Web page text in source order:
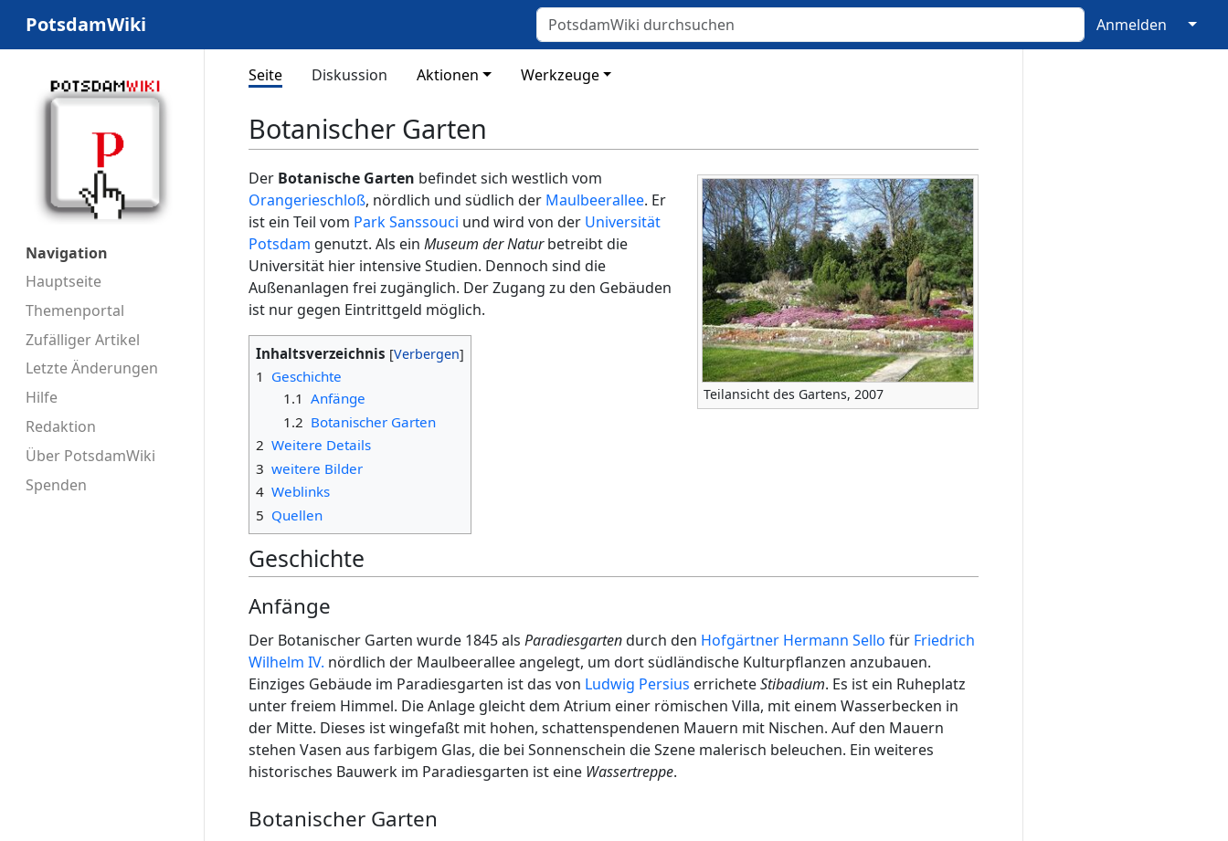
PotsdamWiki Anmelden ↓
Navigation
Hauptseite
Themenportal
Zufälliger Artikel
Letzte Änderungen
Hilfe
Redaktion
Über PotsdamWiki
Spenden
Seite Diskussion Aktionen Werkzeuge
Botanischer Garten
Teilansicht des Gartens, 2007
Der Botanische Garten befindet sich westlich vom
Orangerieschloß, nördlich und südlich der Maulbeerallee. Er
ist ein Teil vom Park Sanssouci und wird von der Universität
Potsdam genutzt. Als ein Museum der Naturbetreibt die
Universität hier intensive Studien. Dennoch sind die
Außenanlagen frei zugänglich. Der Zugang zu den Gebäuden
ist nur gegen Eintrittgeld möglich.
Inhaltsverzeichnis
1 Geschichte
1.1 Anfänge
1.2 Botanischer Garten
2 Weitere Details
3 weitere Bilder
4 Weblinks
5 Quellen
Geschichte
Anfänge
Der Botanischer Garten wurde 1845 als Paradiesgartendurch den Hofgärtner Hermann Sello für Friedrich
Wilhelm IV. nördlich der Maulbeerallee angelegt, um dort südländische Kulturpflanzen anzubauen.
Einziges Gebäude im Paradiesgarten ist das von Ludwig Persius erricheteStibadium. Es ist ein Ruheplatz
unter freiem Himmel. Die Anlage gleicht dem Atrium einer römischen Villa, mit einem Wasserbecken in
der Mitte. Dieses ist wingefaßt mit hohen, schattenspendenen Mauern mit Nischen. Auf den Mauern
stehen Vasen aus farbigem Glas, die bei Sonnenschein die Szene malerisch beleuchen. Ein weiteres
historisches Bauwerk im Paradiesgarten ist eine Wassertreppe.
Botanischer Garten